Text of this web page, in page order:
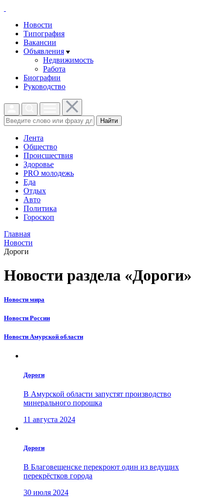
Новости
Типография
Вакансии
Объявления
Недвижимость
Работа
Биографии
Руководство
Найти
Лента
Общество
Происшествия
Здоровье
PRO молодежь
Еда
Отдых
Авто
Политика
Гороскоп
Главная
Новости
Дороги
Новости раздела «Дороги»
Новости мира
Новости России
Новости Амурской области
Дороги
В Амурской области запустят производство
минерального порошка
11 августа 2024
Дороги
В Благовещенске перекроют один из ведущих
перекрёстков города
30 июля 2024